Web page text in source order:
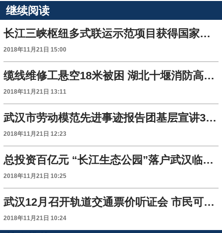
继续阅读
长江三峡枢纽多式联运示范项目获得国家批复
2018年11月21日 15:00
缆线维修工悬空18米被困 湖北十堰消防高空救援
2018年11月21日 13:11
武汉市劳动模范先进事迹报告团基层宣讲34场
2018年11月21日 12:23
总投资百亿元 “长江生态公园”落户武汉临空港
2018年11月21日 10:25
武汉12月召开轨道交通票价听证会 市民可报名旁听
2018年11月21日 10:24